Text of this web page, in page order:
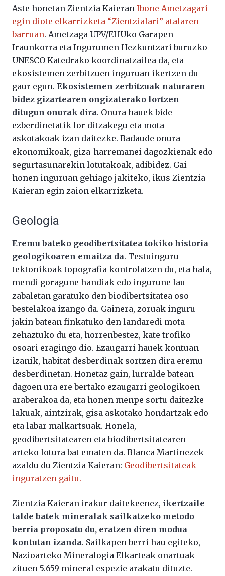
Aste honetan Zientzia Kaieran Ibone Ametzagari
egin diote elkarrizketa “Zientzialari” atalaren
barruan. Ametzaga UPV/EHUko ​​Garapen
Iraunkorra eta Ingurumen Hezkuntzari buruzko
UNESCO Katedrako koordinatzailea da, eta
ekosistemen zerbitzuen inguruan ikertzen du
gaur egun. Ekosistemen zerbitzuak naturaren
bidez gizartearen ongizaterako lortzen
ditugun onurak dira. Onura hauek bide
ezberdinetatik lor ditzakegu eta mota
askotakoak izan daitezke. Badaude onura
ekonomikoak, giza-harremanei dagozkienak edo
segurtasunarekin lotutakoak, adibidez. Gai
honen inguruan gehiago jakiteko, ikus Zientzia
Kaieran egin zaion elkarrizketa.
Geologia
Eremu bateko geodibertsitatea tokiko historia
geologikoaren emaitza da. Testuinguru
tektonikoak topografia kontrolatzen du, eta hala,
mendi goragune handiak edo ingurune lau
zabaletan garatuko den biodibertsitatea oso
bestelakoa izango da. Gainera, zoruak inguru
jakin batean finkatuko den landaredi mota
zehaztuko du eta, horrenbestez, kate trofiko
osoari eragingo dio. Ezaugarri hauek kontuan
izanik, habitat desberdinak sortzen dira eremu
desberdinetan. Honetaz gain, lurralde batean
dagoen ura ere bertako ezaugarri geologikoen
araberakoa da, eta honen menpe sortu daitezke
lakuak, aintzirak, gisa askotako hondartzak edo
eta labar malkartsuak. Honela,
geodibertsitatearen eta biodibertsitatearen
arteko lotura bat ematen da. Blanca Martinezek
azaldu du Zientzia Kaieran: Geodibertsitateak
inguratzen gaitu.
Zientzia Kaieran irakur daitekeenez, ikertzaile
talde batek mineralak sailkatzeko metodo
berria proposatu du, eratzen diren modua
kontutan izanda. Sailkapen berri hau egiteko,
Nazioarteko Mineralogia Elkarteak onartuak
zituen 5.659 mineral espezie arakatu dituzte.